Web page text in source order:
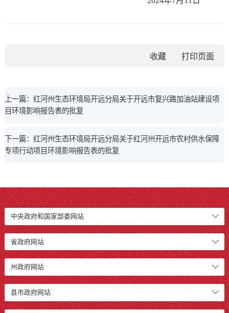
收藏
上一篇：红河州生态环境局开远分局关于开远市复兴路加油站建设项
目环境影响报告表的批复
下一篇：红河州生态环境局开远分局关于红河州开远市农村供水保障
专项行动项目环境影响报告表的批复
中央政府和国家部委网站
省政府网站
州政府网站
县市政府网站